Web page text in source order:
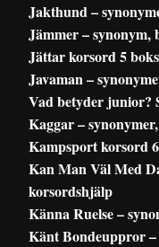
Jakthund –
Jämmer – synonym,
Jättar korsord 5
Javaman –
Vad betyder junior?
Kaggar –
Kampsport korsord
Kan Man Väl Med
korsordshjälp
Känna Ruelse –
Känt Bondeuppror –